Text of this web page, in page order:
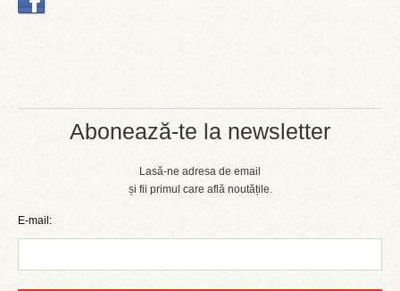
Abonează-te la newsletter
Lasă-ne adresa de email
și fii primul care află noutățile.
E-mail: